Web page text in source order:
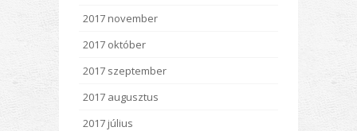
2017 november
2017 október
2017 szeptember
2017 augusztus
2017 július